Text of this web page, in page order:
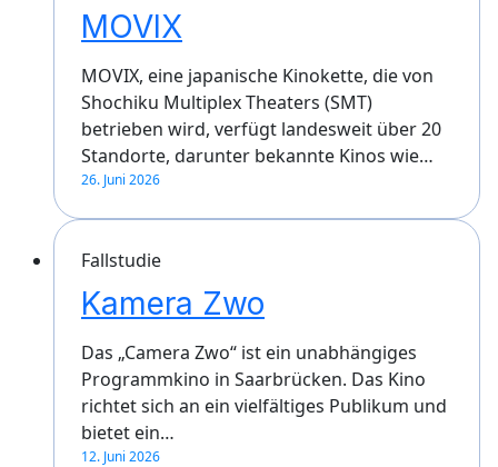
MOVIX
MOVIX, eine japanische Kinokette, die von
Shochiku Multiplex Theaters (SMT)
betrieben wird, verfügt landesweit über 20
Standorte, darunter bekannte Kinos wie…
26. Juni 2026
Fallstudie
Kamera Zwo
Das „Camera Zwo“ ist ein unabhängiges
Programmkino in Saarbrücken. Das Kino
richtet sich an ein vielfältiges Publikum und
bietet ein…
12. Juni 2026